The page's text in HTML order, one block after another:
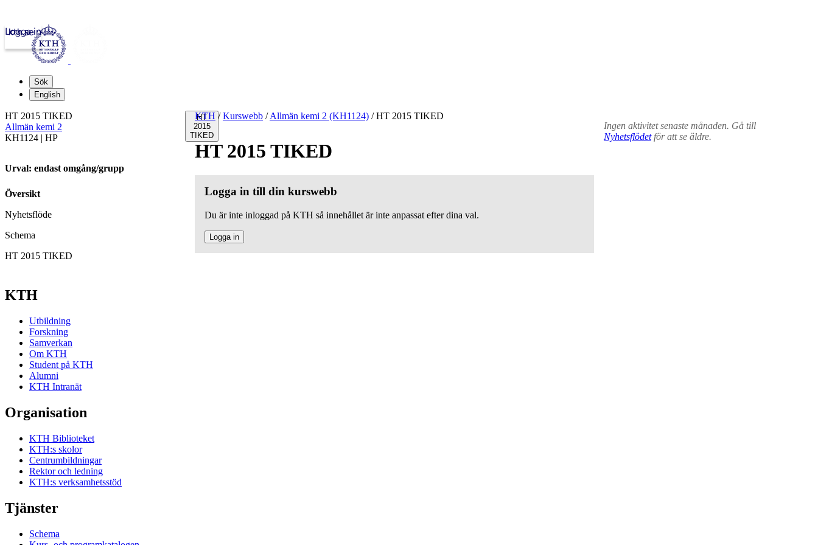
kth.se
Logga in
Sök
English
HT
2015
TIKED
KTH / Kurswebb / Allmän kemi 2 (KH1124) /HT 2015 TIKED
HT 2015 TIKED
Logga in till din kurswebb
Du är inte inloggad på KTH så innehållet är inte anpassat efter dina val.
Logga in
Ingen aktivitet senaste månaden. Gå till
Nyhetsflödetför att se äldre.
HT 2015 TIKED
Allmän kemi 2
KH1124 | HP
Urval: endast omgång/grupp
Översikt
Nyhetsflöde
Schema
HT 2015 TIKED
KTH
Utbildning
Forskning
Samverkan
Om KTH
Student på KTH
Alumni
KTH Intranät
Organisation
KTH Biblioteket
KTH:s skolor
Centrumbildningar
Rektor och ledning
KTH:s verksamhetsstöd
Tjänster
Schema